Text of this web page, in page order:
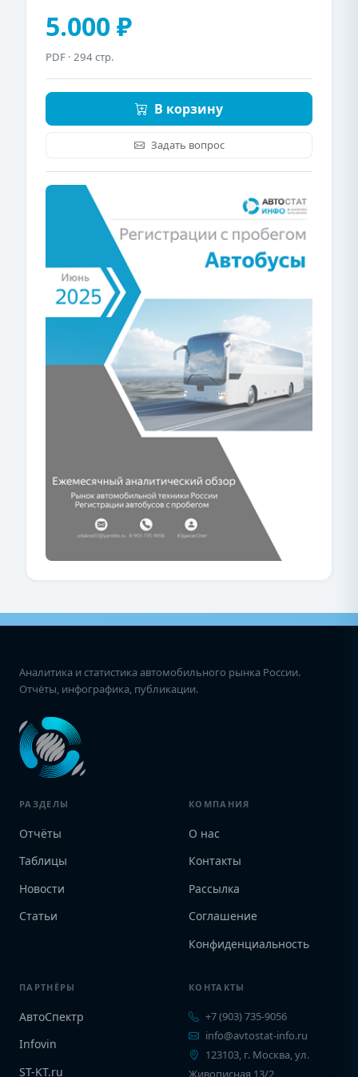
5.000 ₽
PDF · 294 стр.
В корзину
Задать вопрос
Аналитика и статистика автомобильного рынка России.
Отчёты, инфографика, публикации.
РАЗДЕЛЫ
Отчёты
Таблицы
Новости
Статьи
КОМПАНИЯ
О нас
Контакты
Рассылка
Соглашение
Конфиденциальность
ПАРТНЁРЫ
АвтоСпектр
Infovin
ST-KT.ru
КОНТАКТЫ
+7 (903) 735-9056
info@avtostat-info.ru
123103, г. Москва, ул.
Живописная 13/2